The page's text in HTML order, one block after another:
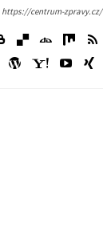
https://centrum-zpravy.cz/